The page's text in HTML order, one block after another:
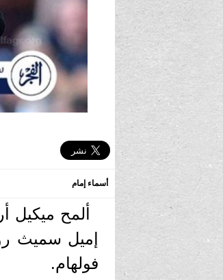
أسماء إمام
ألمح ميكيل
إميل سميث
فولهام.